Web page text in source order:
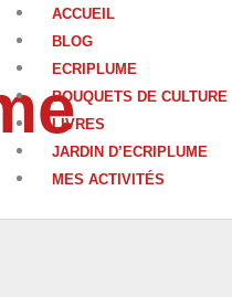
ACCUEIL
BLOG
ECRIPLUME
BOUQUETS DE CULTURE
LIVRES
JARDIN D’ECRIPLUME
MES ACTIVITÉS